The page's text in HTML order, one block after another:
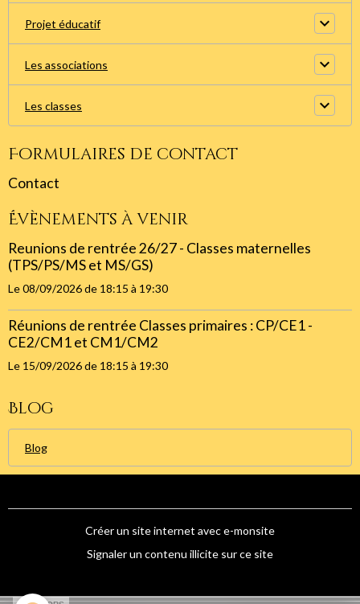
Projet éducatif
Les associations
Les classes
Formulaires de contact
Contact
Évènements à venir
Reunions de rentrée 26/27 - Classes maternelles
(TPS/PS/MS et MS/GS)
Le 08/09/2026de 18:15 à 19:30
Réunions de rentrée Classes primaires : CP/CE1 -
CE2/CM1 et CM1/CM2
Le 15/09/2026de 18:15 à 19:30
Blog
Blog
Créer un site internet avec e-monsite
Signaler un contenu illicite sur ce site